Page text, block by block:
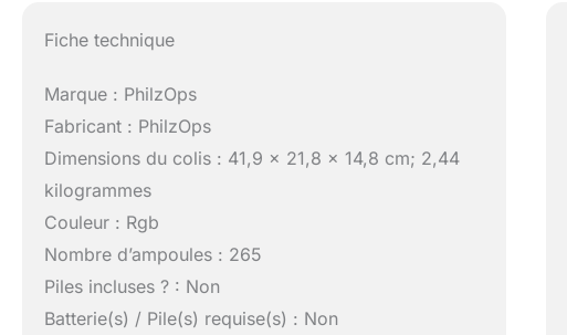
Fiche technique
Marque : PhilzOps
Fabricant : PhilzOps
Dimensions du colis : 41,9 x 21,8 x 14,8 cm; 2,44
kilogrammes
Couleur : Rgb
Nombre d’ampoules : 265
Piles incluses ? : Non
Batterie(s) / Pile(s) requise(s) : Non